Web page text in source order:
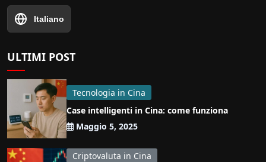
Italiano
ULTIMI POST
Tecnologia in Cina
Case intelligenti in Cina: come funziona
Maggio 5, 2025
Criptovaluta in Cina